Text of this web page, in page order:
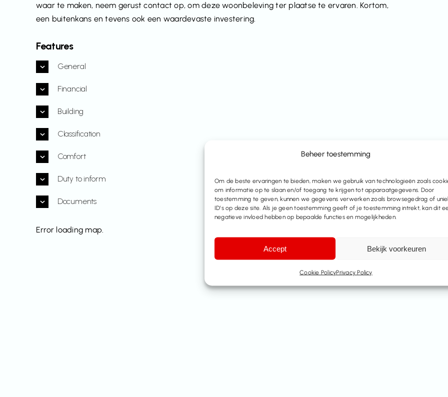
Beheer toestemming
Om de beste ervaringen te bieden, maken we gebruik van technologieën zoals
om informatie op te slaan en/of toegang te krijgen tot apparaatgegevens. Door
toestemming te geven, kunnen we gegevens verwerken zoals browsegedrag of
ID’s op deze site. Als je geen toestemming geeft of je toestemming intrekt, kan dit
negatieve invloed hebben op bepaalde functies en mogelijkheden.
Accept Bekijk voorkeuren
Cookie PolicyPrivacy Policy
waar te maken, neem gerust contact op, om deze woonbeleving ter plaatse te ervaren. Kortom,
een buitenkans en tevens ook een waardevaste investering.
Features
General
Financial
Building
Classification
Comfort
Duty to inform
Documents
Error loading map.